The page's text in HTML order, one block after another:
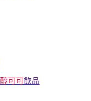
醇可可飲品